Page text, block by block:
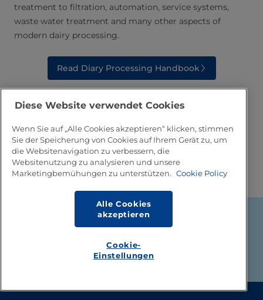
treatment to filtration, automation, service systems,
waste water treatment and many other aspects of
modern dairy processing.
Read Diary Processing Handbook
Verkaufsanfragen und Kontakt
Diese Website verwendet Cookies
Wenn Sie auf „Alle Cookies akzeptieren“ klicken, stimmen
Sie der Speicherung von Cookies auf Ihrem Gerät zu, um
die Websitenavigation zu verbessern, die
Websitenutzung zu analysieren und unsere
Marketingbemühungen zu unterstützen. Cookie Policy
Alle Cookies
akzeptieren
Cookie-
Einstellungen